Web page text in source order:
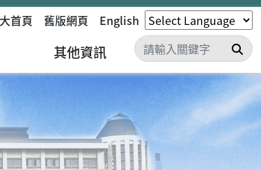
首頁 舊版網頁 English
其他資訊 搜